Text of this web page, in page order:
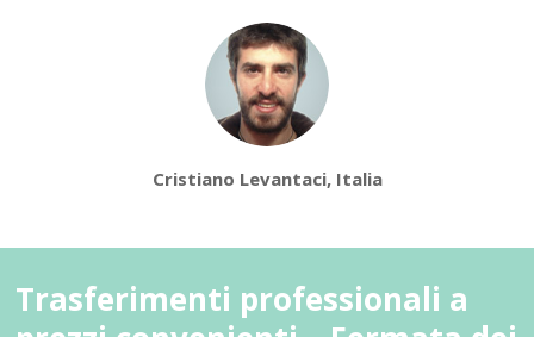
Cristiano Levantaci, Italia
Trasferimenti professionali a